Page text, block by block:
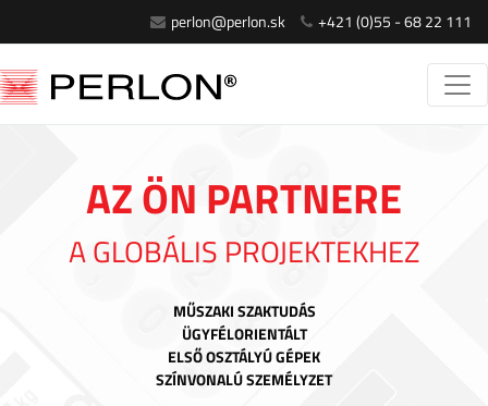
perlon@perlon.sk +421 (0)55 - 68 22 111
AZ ÖN PARTNERE
A GLOBÁLIS PROJEKTEKHEZ
MŰSZAKI SZAKTUDÁS
ÜGYFÉLORIENTÁLT
ELSŐ OSZTÁLYÚ GÉPEK
SZÍNVONALÚ SZEMÉLYZET